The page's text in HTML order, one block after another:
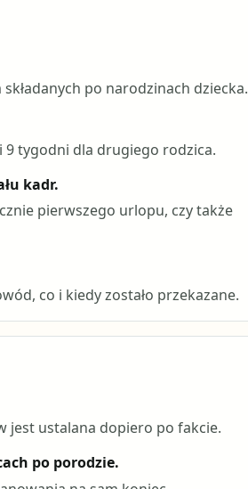
po narodzinach dziecka.
tygodni dla drugiego rodzica.
kadr.
pierwszego urlopu, czy także
co i kiedy zostało przekazane.
jest ustalana dopiero po fakcie.
po porodzie.